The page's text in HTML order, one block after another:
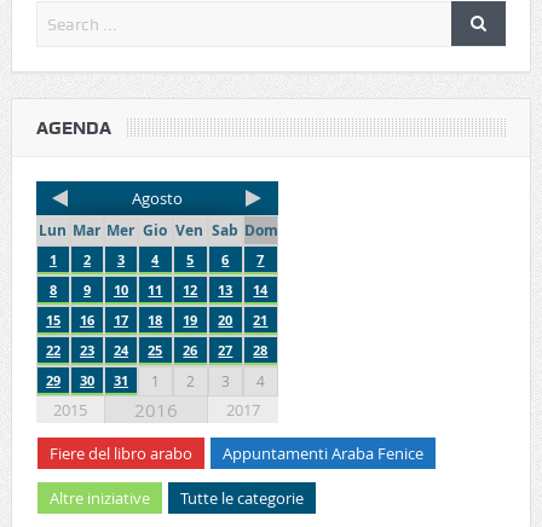
AGENDA
Agosto
Lun Mar Mer Gio Ven Sab Dom
1 2 3 4 5 6
7
8
9 10 11 12 13
14
15
16 17 18 19 20
21
22
23 24 25 26 27
28
29
30 31 1 2 3 4
2015 2016
2017
Fiere del libro arabo
Appuntamenti Araba Fenice
Altre iniziative Tutte le categorie